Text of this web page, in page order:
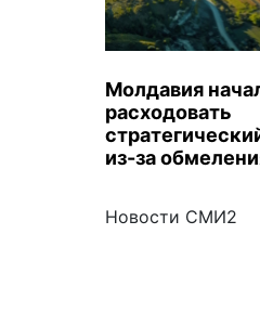
Молдавия
расходовать
из-за
Новости СМИ2